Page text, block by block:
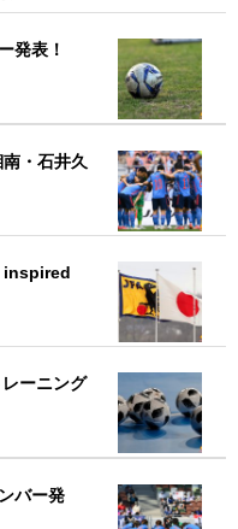
発表！
・石井久
inspired
ーニング
バー発